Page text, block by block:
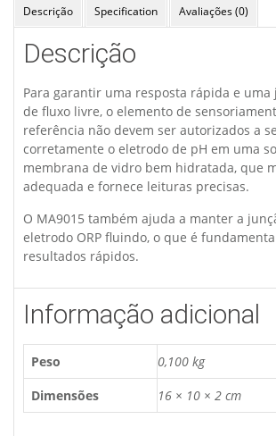
Descrição Specification Avaliações (0)
Descrição
Para garantir uma resposta rápida e
de fluxo livre, o elemento de
referência não devem ser autorizados a
corretamente o eletrodo de pH em uma
membrana de vidro bem hidratada, que
adequada e fornece leituras precisas.
O MA9015 também ajuda a manter a
eletrodo ORP fluindo, o que é
resultados rápidos.
Informação adicional
Peso
0,100 kg
Dimensões
16 × 10 × 2 cm